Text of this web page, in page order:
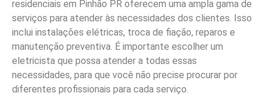
residenciais em Pinhão PR oferecem uma ampla gama de
serviços para atender às necessidades dos clientes. Isso
inclui instalações elétricas, troca de fiação, reparos e
manutenção preventiva. É importante escolher um
eletricista que possa atender a todas essas
necessidades, para que você não precise procurar por
diferentes profissionais para cada serviço.